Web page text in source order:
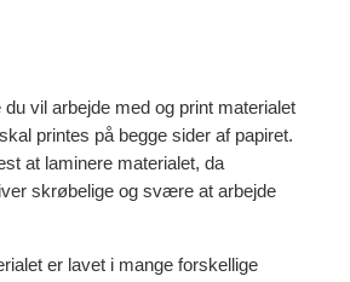
vil arbejde med og print materialet
printes på begge sider af papiret.
at laminere materialet, da
skrøbelige og svære at arbejde
er lavet i mange forskellige